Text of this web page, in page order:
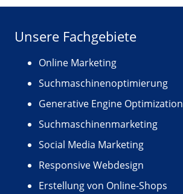
Unsere Fachgebiete
Online Marketing
Suchmaschinenoptimierung
Generative Engine Optimization
Suchmaschinenmarketing
Social Media Marketing
Responsive Webdesign
Erstellung von Online-Shops